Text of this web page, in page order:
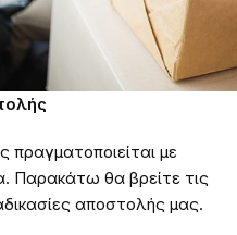
με
Παρακάτω θα βρείτε τις
αποστολής μας.